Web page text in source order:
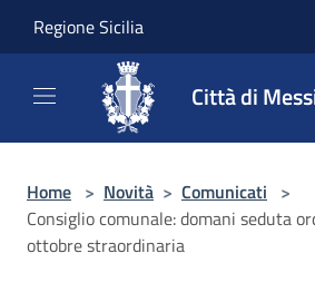
Regione Sicilia
Città di
Home > Novità > Comunicati >
Consiglio comunale: domani seduta
ottobre straordinaria